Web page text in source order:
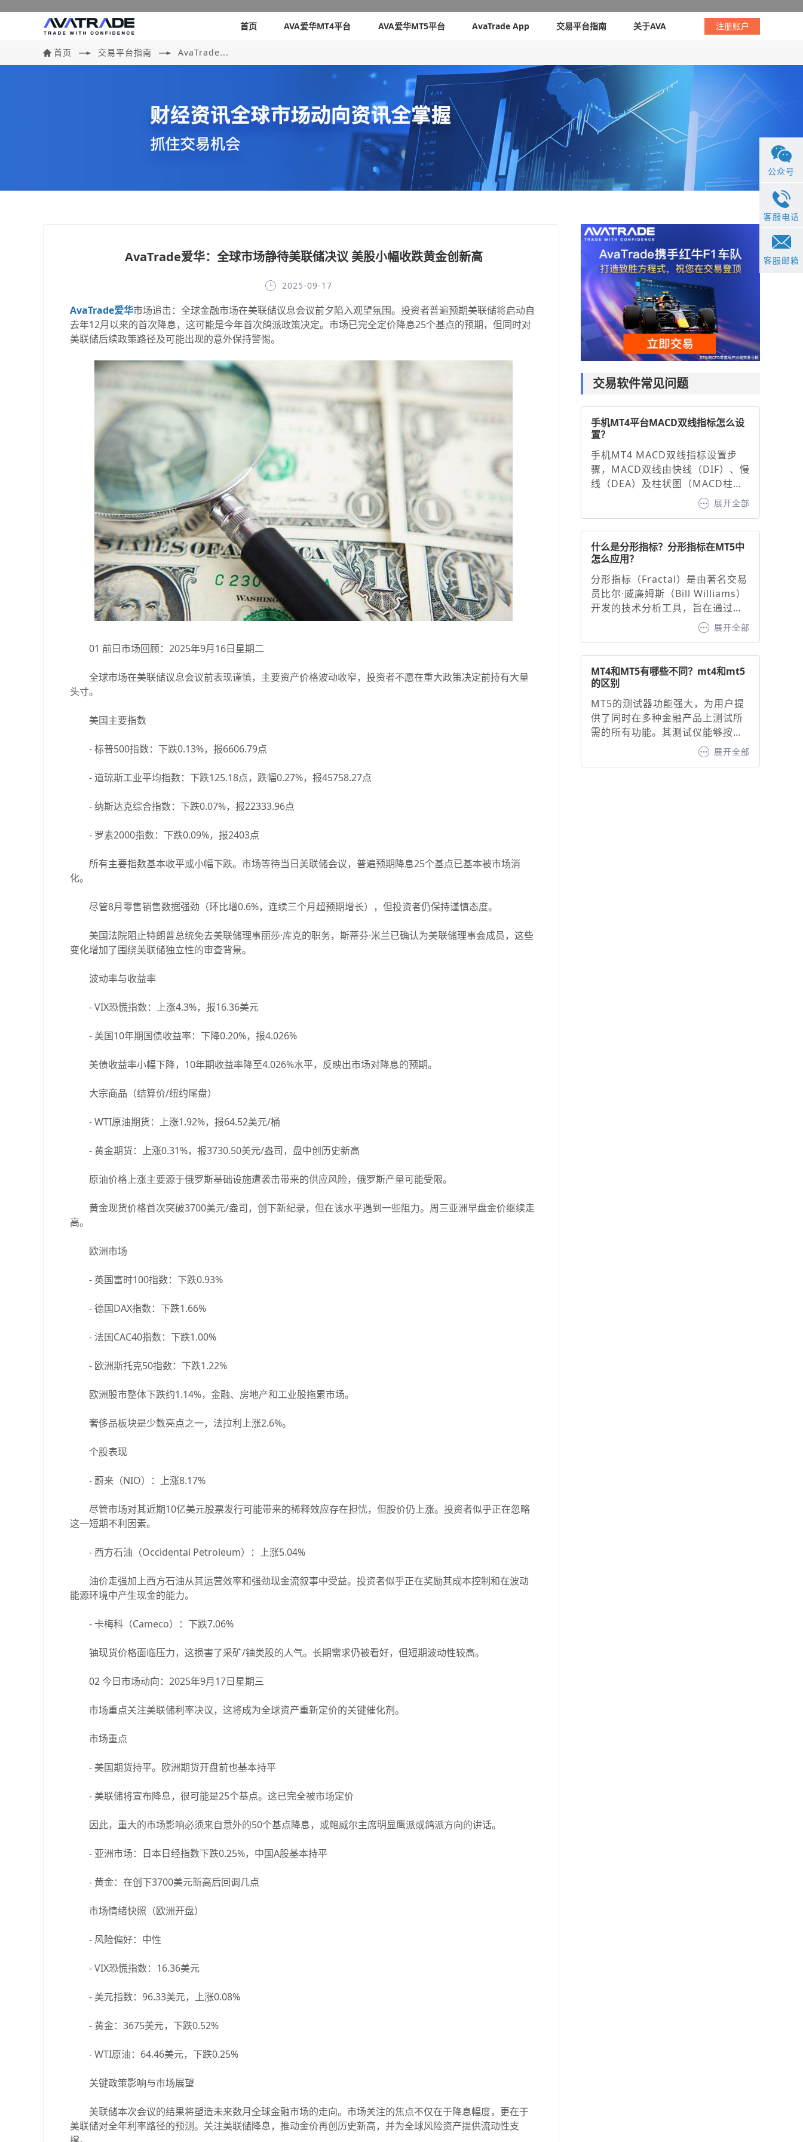
首页 AVA爱华MT4平台 AVA爱华MT5平台 AvaTrade App 交易平台指南 关于AVA 注册账户
首页 交易平台指南 AvaTrade...
AvaTrade爱华：全球市场静待美联储决议 美股小幅收跌黄金创新高
2025-09-17
AvaTrade爱华市场追击：全球金融市场在美联储议息会议前夕陷入观望氛围。投资者普遍预期美联储将启动自
去年12月以来的首次降息，这可能是今年首次鸽派政策决定。市场已完全定价降息25个基点的预期，但同时对
美联储后续政策路径及可能出现的意外保持警惕。
01 前日市场回顾：2025年9月16日星期二
全球市场在美联储议息会议前表现谨慎，主要资产价格波动收窄，投资者不愿在重大政策决定前持有大量
头寸。
美国主要指数
- 标普500指数：下跌0.13%，报6606.79点
- 道琼斯工业平均指数：下跌125.18点，跌幅0.27%，报45758.27点
- 纳斯达克综合指数：下跌0.07%，报22333.96点
- 罗素2000指数：下跌0.09%，报2403点
所有主要指数基本收平或小幅下跌。市场等待当日美联储会议，普遍预期降息25个基点已基本被市场消
化。
尽管8月零售销售数据强劲（环比增0.6%，连续三个月超预期增长），但投资者仍保持谨慎态度。
美国法院阻止特朗普总统免去美联储理事丽莎·库克的职务，斯蒂芬·米兰已确认为美联储理事会成员，这些
变化增加了围绕美联储独立性的审查背景。
波动率与收益率
- VIX恐慌指数：上涨4.3%，报16.36美元
- 美国10年期国债收益率：下降0.20%，报4.026%
美债收益率小幅下降，10年期收益率降至4.026%水平，反映出市场对降息的预期。
大宗商品（结算价/纽约尾盘）
- WTI原油期货：上涨1.92%，报64.52美元/桶
- 黄金期货：上涨0.31%，报3730.50美元/盎司，盘中创历史新高
原油价格上涨主要源于俄罗斯基础设施遭袭击带来的供应风险，俄罗斯产量可能受限。
黄金现货价格首次突破3700美元/盎司，创下新纪录，但在该水平遇到一些阻力。周三亚洲早盘金价继续走
高。
欧洲市场
- 英国富时100指数：下跌0.93%
- 德国DAX指数：下跌1.66%
- 法国CAC40指数：下跌1.00%
- 欧洲斯托克50指数：下跌1.22%
欧洲股市整体下跌约1.14%，金融、房地产和工业股拖累市场。
奢侈品板块是少数亮点之一，法拉利上涨2.6%。
个股表现
- 蔚来（NIO）：上涨8.17%
尽管市场对其近期10亿美元股票发行可能带来的稀释效应存在担忧，但股价仍上涨。投资者似乎正在忽略
这一短期不利因素。
- 西方石油（Occidental Petroleum）：上涨5.04%
油价走强加上西方石油从其运营效率和强劲现金流叙事中受益。投资者似乎正在奖励其成本控制和在波动
能源环境中产生现金的能力。
- 卡梅科（Cameco）：下跌7.06%
铀现货价格面临压力，这损害了采矿/铀类股的人气。长期需求仍被看好，但短期波动性较高。
02 今日市场动向：2025年9月17日星期三
市场重点关注美联储利率决议，这将成为全球资产重新定价的关键催化剂。
市场重点
- 美国期货持平。欧洲期货开盘前也基本持平
- 美联储将宣布降息，很可能是25个基点。这已完全被市场定价
因此，重大的市场影响必须来自意外的50个基点降息，或鲍威尔主席明显鹰派或鸽派方向的讲话。
- 亚洲市场：日本日经指数下跌0.25%，中国A股基本持平
- 黄金：在创下3700美元新高后回调几点
市场情绪快照（欧洲开盘）
- 风险偏好：中性
- VIX恐慌指数：16.36美元
- 美元指数：96.33美元，上涨0.08%
- 黄金：3675美元，下跌0.52%
- WTI原油：64.46美元，下跌0.25%
关键政策影响与市场展望
美联储本次会议的结果将塑造未来数月全球金融市场的走向。市场关注的焦点不仅在于降息幅度，更在于
美联储对全年利率路径的预测。关注美联储降息，推动金价再创历史新高，并为全球风险资产提供流动性支
交易软件常见问题
手机MT4平台MACD双线指标怎么设
置？
手机MT4 MACD双线指标设置步
骤，MACD双线由快线（DIF）、慢
线（DEA）及柱状图（MACD柱）
组成，通过调整参数可优化信号灵
敏度：1. 打开图表并添加指标：在
击底部“指标”按钮，搜索并添加
“MACD”。2. 基础参数设置，默认
（26周期EMA）、信号线（9周期
EMA）。调整建议：快线与慢线：
缩短周期（如10/20）可增强灵敏
度，延长周期（如20/50）可过滤
噪音。信号线：通常固定为9周期
EMA，用于确认买卖信号。
展开全部
什么是分形指标？分形指标在MT5中
怎么应用？
分形指标（Fractal）是由著名交易
员比尔·威廉姆斯（Bill Williams）
开发的技术分析工具，旨在通过识
别价格图表中的特定形态，预测潜
在的价格走势并生成看涨或看跌信
自相似性原则，通过识别价格的高
点或低点形成的分形形态，帮助交
分形指标作为MT5交易平台内置的
经典工具，为交易者提供了直观的
价格转折点识别方法。
展开全部
MT4和MT5有哪些不同？mt4和mt5
的区别
MT5的测试器功能强大，为用户提
供了同时在多种金融产品上测试所
需的所有功能。其测试仪能够按时
间自动同步报价，进而为用户呈现
出时间尺度上清晰同步的盈利能力
展开全部
公众号
客服电话
客服邮箱